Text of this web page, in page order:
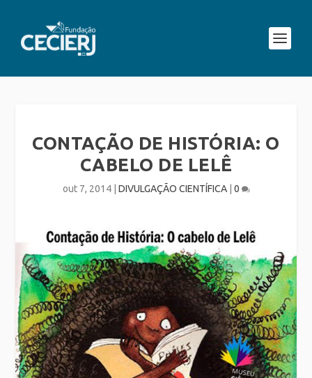
CONTAÇÃO DE HISTÓRIA: O
CABELO DE LELÊ
out 7, 2014| DIVULGAÇÃO CIENTÍFICA| 0